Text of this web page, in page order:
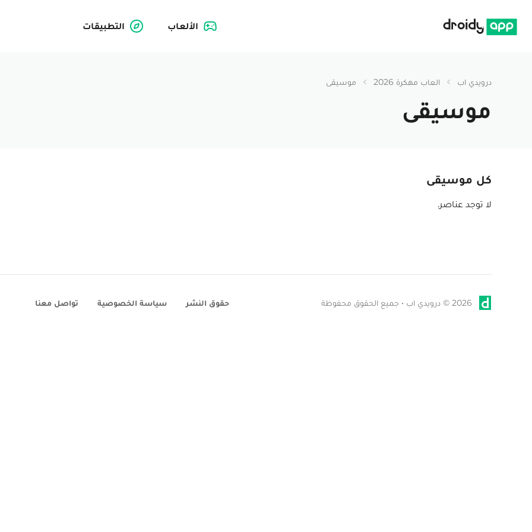
درويدي اب الألعاب التطبيقات
درويدي اب العاب مهكرة 2026 موسيقى
موسيقى
كل موسيقى
لا توجد عناصر.
حقوق النشر سياسة الخصوصية تواصل معنا 2026 © درويدي اب • جميع الحقوق محفوظة